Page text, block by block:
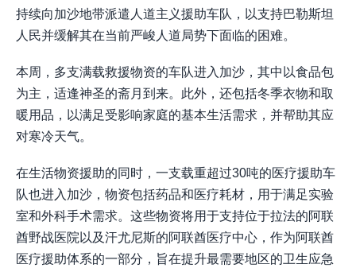
持续向加沙地带派遣人道主义援助车队，以支持巴勒斯坦
人民并缓解其在当前严峻人道局势下面临的困难。
本周，多支满载救援物资的车队进入加沙，其中以食品包
为主，适逢神圣的斋月到来。此外，还包括冬季衣物和取
暖用品，以满足受影响家庭的基本生活需求，并帮助其应
对寒冷天气。
在生活物资援助的同时，一支载重超过30吨的医疗援助车
队也进入加沙，物资包括药品和医疗耗材，用于满足实验
室和外科手术需求。这些物资将用于支持位于拉法的阿联
酋野战医院以及汗尤尼斯的阿联酋医疗中心，作为阿联酋
医疗援助体系的一部分，旨在提升最需要地区的卫生应急